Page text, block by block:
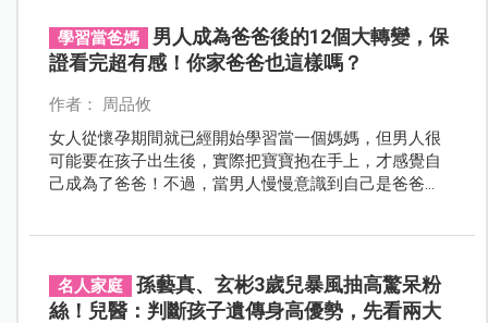
學習當爸媽
男人成為爸爸後的12個大轉變，保
證看完超有感！你家爸爸也這樣嗎？
作者： 周品攸
女人從懷孕期間就已經開始學習當一個媽媽，但男人很
可能要在孩子出生後，實際把寶寶抱在手上，才感覺自
己成為了爸爸！不過，當男人慢慢意識到自己是爸爸
名人家庭
孫藝真、玄彬3歲兒暴風抽高驚呆粉
絲！兒醫：判斷孩子遺傳身高優勢，先看兩大